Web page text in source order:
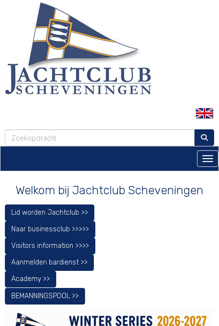
Welkom bij Jachtclub Scheveningen
Lid worden Jachtclub >>
Naar businessclub >>>>>
Visitors information >>>>
Aanmelden bardienst >>
Academy >>
BEMANNINGSPOOL >>